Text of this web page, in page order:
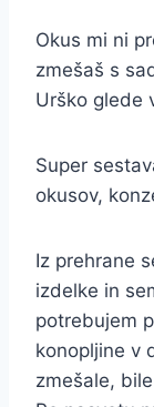
Okus mi ni
zmešaš s
Urško glede
Super
okusov,
Iz prehrane
izdelke in
potrebujem
konopljine v
zmešale,